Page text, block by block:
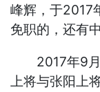
峰辉，于2017
免职的，还有
2017年9月
上将与张阳上